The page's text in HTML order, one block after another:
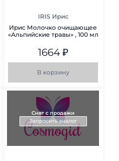
IRIS Ирис
Ирис Молочко очищающее
«Альпийские травы» , 100 мл
1664₽
В корзину
Снят с продажи
Запросить аналог